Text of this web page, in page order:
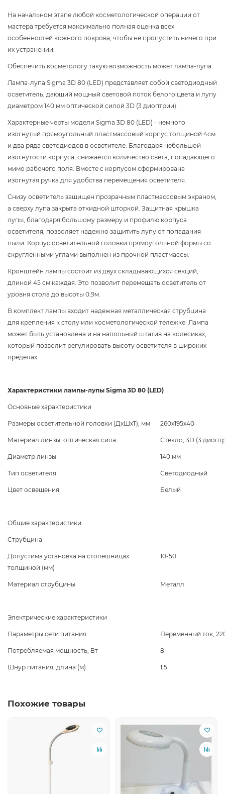
На начальном этапе любой косметологической операции от
мастера требуется максимально полная оценка всех
особенностей кожного покрова, чтобы не пропустить ничего при
их устранении.
Обеспечить косметологу такую возможность может лампа-лупа.
Лампа-лупа Sigma 3D 80 (LED) представляет собой светодиодный
осветитель, дающий мощный световой поток белого цвета и лупу
диаметром 140 мм оптической силой 3D (3 диоптрии).
Характерные черты модели Sigma 3D 80 (LED) - немного
изогнутый прямоугольный пластмассовый корпус толщиной 4см
и два ряда светодиодов в осветителе. Благодаря небольшой
изогнутости корпуса, снижается количество света, попадающего
мимо рабочего поля. Вместе с корпусом сформирована
изогнутая ручка для удобства перемещения осветителя.
Снизу осветитель защищен прозрачным пластмассовым экраном,
а сверху лупа закрыта откидной шторкой. Защитная крышка
лупы, благодаря большому размеру и профилю корпуса
осветителя, позволяет надежно защитить лупу от попадания
пыли. Корпус осветительной головки прямоугольной формы со
скругленными углами выполнен из прочной пластмассы.
Кронштейн лампы состоит из двух складывающихся секций,
длиной 45 см каждая. Это позволит перемещать осветитель от
уровня стола до высоты 0,9м.
В комплект лампы входит надежная металлическая струбцина
для крепления к столу или косметологической тележке. Лампа
может быть установлена и на напольный штатив на колесиках,
который позволит регулировать высоту осветителя в широких
пределах.
Характеристики лампы-лупы Sigma 3D 80 (LED)
Основные характеристики
Размеры осветительной головки (ДхШхТ), мм 260х195х40
Материал линзы, оптическая сила Стекло, 3D (3
Диаметр линзы 140 мм
Тип осветителя Светодиодный
Цвет освещения Белый
Общие характеристики
Струбцина
Допустима установка на столешницах
толщиной (мм)
10-50
Материал струбцины Металл
Электрические характеристики
Параметры сети питания Переменный ток,
Потребляемая мощность, Вт 8
Шнур питания, длина (м) 1,5
Похожие товары